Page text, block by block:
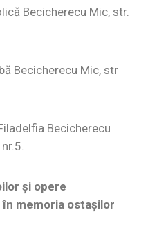
Becicherecu Mic, str.
Becicherecu Mic, str
Becicherecu
şi opere
memoria ostaşilor